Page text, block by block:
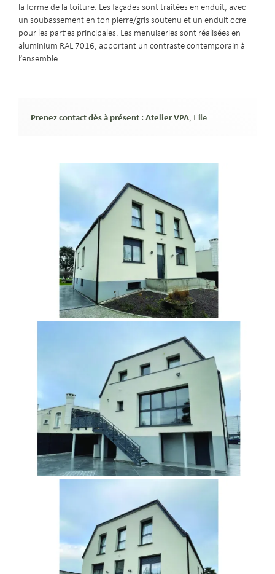
la forme de la toiture. Les façades sont traitées en enduit, avec
un soubassement en ton pierre/gris soutenu et un enduit ocre
pour les parties principales. Les menuiseries sont réalisées en
aluminium RAL 7016, apportant un contraste contemporain à
l’ensemble.
Prenez contact dès à présent : Atelier VPA , Lille